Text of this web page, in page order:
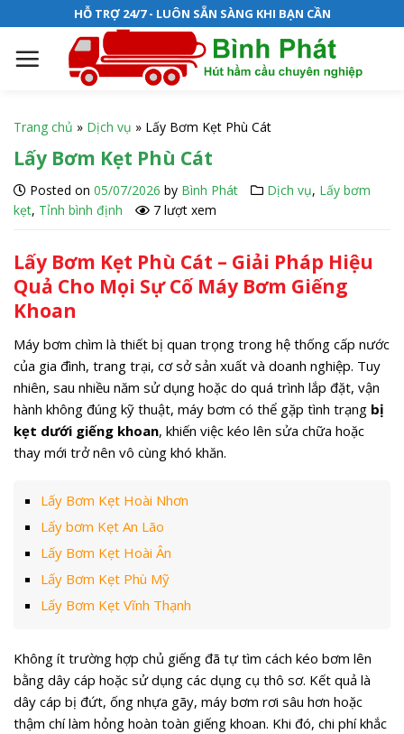
k
HỖ TRỢ 24/7 - LUÔN SẴN SÀNG KHI BẠN CẦN
Trang chủ » Dịch vụ » Lấy Bơm Kẹt Phù Cát
Lấy Bơm Kẹt Phù Cát
Posted on 05/07/2026 by Bình Phát Dịch vụ, Lấy bơm
kẹt, Tỉnh bình định 7 lượt xem
Lấy Bơm Kẹt Phù Cát – Giải Pháp Hiệu
Quả Cho Mọi Sự Cố Máy Bơm Giếng
Khoan
Máy bơm chìm là thiết bị quan trọng trong hệ thống cấp nước
của gia đình, trang trại, cơ sở sản xuất và doanh nghiệp. Tuy
nhiên, sau nhiều năm sử dụng hoặc do quá trình lắp đặt, vận
hành không đúng kỹ thuật, máy bơm có thể gặp tình trạng bị
kẹt dưới giếng khoan, khiến việc kéo lên sửa chữa hoặc
thay mới trở nên vô cùng khó khăn.
Lấy Bơm Kẹt Hoài Nhơn
Lấy bơm Kẹt An Lão
Lấy Bơm Kẹt Hoài Ân
Lấy Bơm Kẹt Phù Mỹ
Lấy Bơm Kẹt Vĩnh Thạnh
Không ít trường hợp chủ giếng đã tự tìm cách kéo bơm lên
bằng dây cáp hoặc sử dụng các dụng cụ thô sơ. Kết quả là
dây cáp bị đứt, ống nhựa gãy, máy bơm rơi sâu hơn hoặc
thậm chí làm hỏng hoàn toàn giếng khoan. Khi đó, chi phí khắc